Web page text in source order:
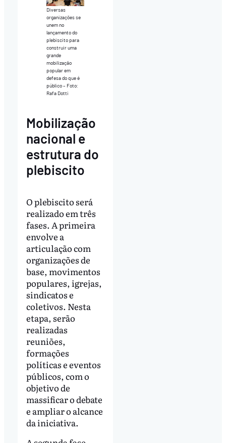
Diversas
organizações se
unem no
lançamento do
plebiscito para
construir uma
grande
mobilização
popular em
defesa do que é
público – Foto:
Rafa Dotti
Mobilização
nacional e
estrutura do
plebiscito
O plebiscito será
realizado em três
fases. A primeira
envolve a
articulação com
organizações de
base, movimentos
populares, igrejas,
sindicatos e
coletivos. Nesta
etapa, serão
realizadas
reuniões,
formações
políticas e eventos
públicos, com o
objetivo de
massificar o debate
e ampliar o alcance
da iniciativa.